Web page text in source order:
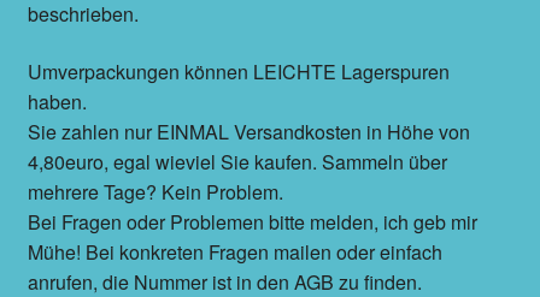
beschrieben.
Umverpackungen können LEICHTE Lagerspuren
haben.
Sie zahlen nur EINMAL Versandkosten in Höhe von
4,80euro, egal wieviel Sie kaufen. Sammeln über
mehrere Tage? Kein Problem.
Bei Fragen oder Problemen bitte melden, ich geb mir
Mühe! Bei konkreten Fragen mailen oder einfach
anrufen, die Nummer ist in den AGB zu finden.